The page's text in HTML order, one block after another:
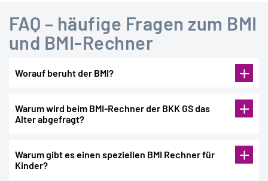
FAQ – häufige Fragen zum BMI
und BMI-Rechner
Worauf beruht der BMI?
Warum wird beim BMI-Rechner der BKK GS das
Alter abgefragt?
Warum gibt es einen speziellen BMI Rechner für
Kinder?